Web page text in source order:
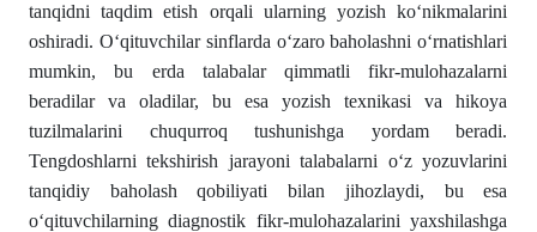
tanqidni taqdim etish orqali ularning yozish koʻnikmalarini
oshiradi. Oʻqituvchilar sinflarda oʻzaro baholashni oʻrnatishlari
mumkin, bu erda talabalar qimmatli fikr-mulohazalarni
beradilar va oladilar, bu esa yozish texnikasi va hikoya
tuzilmalarini chuqurroq tushunishga yordam beradi.
Tengdoshlarni tekshirish jarayoni talabalarni oʻz yozuvlarini
tanqidiy baholash qobiliyati bilan jihozlaydi, bu esa
oʻqituvchilarning diagnostik fikr-mulohazalarini yaxshilashga